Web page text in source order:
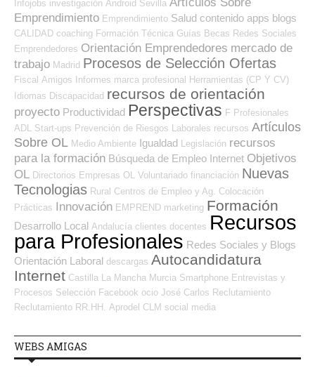
Infojobs investigación Android Sevilla Artículos Sobre
Emprendimiento Emprendimiento Salud contenido apps blogs
CALIDAD coaching Formación Técnica Guías Becas Redes Sociales
Emprendedores Orientación Emprendedores mercado de
trabajo Madrid Procesos de Selección Ofertas
Fiscal Amigos Informes marca profesional Herramientas (CP Y CV)
Idiomas Discapacidad recursos de orientación
proyecto Productividad Perspectivas F Profesionales
ADL Start-ups Prevención de Riesgos Laborales recursos Artículos
Sobre OL Medio Ambiente Igualdad Legislación recursos
para la formación Búsqueda de Empleo Internet Objetivos
OL Directorios Empresas OL Voluntariado financiación Nuevas
Tecnologias Rural Centros de Empleo y Ag. Colocación
Prácticas
Innovación EMPREND marketing Formación
Desarrollo Local Andalucía clientes docentes Recursos
para Profesionales Redes Sociales y Blogs
Orientación Laboral descargas Autocandidatura
Internet Castilla La Mancha Murcia Smartphone Entrevistas y
Procesos Selección Facebook ocio José Carlos Reclutamiento
Reclutamiento RR.HH. Aprodel CLM social media
WEBS AMIGAS